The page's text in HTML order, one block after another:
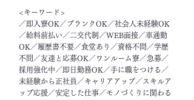
<キーワード>
／即入寮OK／ブランクOK／社会人未経験OK
／給料前払い／二交代制／WEB面接／車通勤
OK／履歴書不要／食堂あり／資格不問／学歴
不問／友達と応募OK／ワンルーム寮／急募／
採用強化中／即日勤務OK／手に職をつける／
未経験から正社員／キャリアアップ／スキルア
ップ応援／安定した仕事／モノづくりに関わる